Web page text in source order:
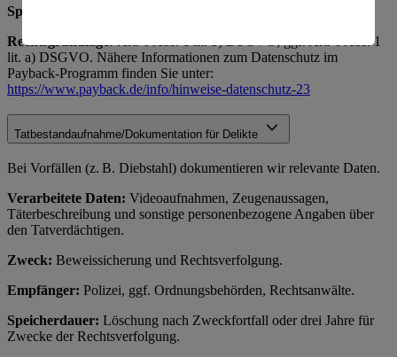
Speicherdauer:
Rechtsgrundlage:
Art. 6 Abs. 1 lit. b) DSGVO; ggf. Art. 6 Abs. 1
lit. a) DSGVO. Nähere Informationen zum Datenschutz im
Payback-Programm finden Sie unter:
https://www.payback.de/info/hinweise-datenschutz-23
Tatbestandaufnahme/Dokumentation für Delikte
Bei Vorfällen (z. B. Diebstahl) dokumentieren wir relevante Daten.
Verarbeitete Daten: Videoaufnahmen, Zeugenaussagen,
Täterbeschreibung und sonstige personenbezogene Angaben über
den Tatverdächtigen.
Zweck: Beweissicherung und Rechtsverfolgung.
Empfänger: Polizei, ggf. Ordnungsbehörden, Rechtsanwälte.
Speicherdauer: Löschung nach Zweckfortfall oder drei Jahre für
Zwecke der Rechtsverfolgung.
Informationen zum Herausgeber der Seite findest du
imImpressum